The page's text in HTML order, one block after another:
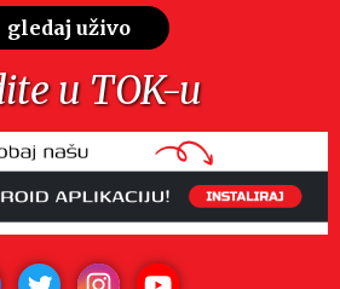
gledaj uživo
u TOK-u